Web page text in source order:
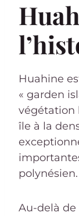
Huahine
« garden
végétation
île à la
polynésien.
Au-delà de